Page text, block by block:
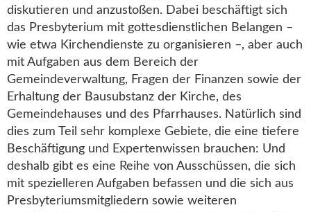
diskutieren und anzustoßen. Dabei beschäftigt sich
das Presbyterium mit gottesdienstlichen Belangen –
wie etwa Kirchendienste zu organisieren –, aber auch
mit Aufgaben aus dem Bereich der
Gemeindeverwaltung, Fragen der Finanzen sowie der
Erhaltung der Bausubstanz der Kirche, des
Gemeindehauses und des Pfarrhauses. Natürlich sind
dies zum Teil sehr komplexe Gebiete, die eine tiefere
Beschäftigung und Expertenwissen brauchen: Und
deshalb gibt es eine Reihe von Ausschüssen, die sich
mit spezielleren Aufgaben befassen und die sich aus
Presbyteriumsmitgliedern sowie weiteren